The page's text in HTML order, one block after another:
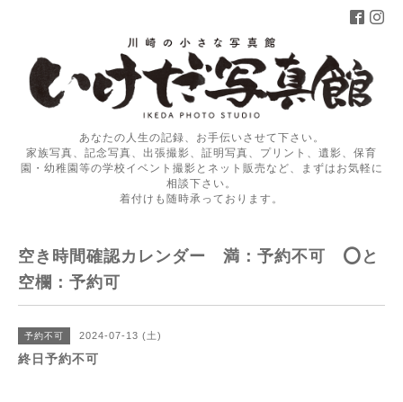
あなたの人生の記録、お手伝いさせて下さい。
家族写真、記念写真、出張撮影、証明写真、プリント、遺影、保育
園・幼稚園等の学校イベント撮影とネット販売など、まずはお気軽に
相談下さい。
着付けも随時承っております。
空き時間確認カレンダー 満：予約不可 ⭕️と
空欄：予約可
予約不可 2024-07-13 (土)
終日予約不可